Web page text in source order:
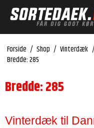
Forside / Shop / Vinterdæk
Bredde: 285
Bredde: 285
Vinterdæk til